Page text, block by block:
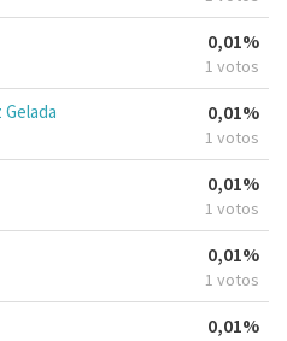
0,01%
1 votos
0,01%
1 votos
0,01%
1 votos
0,01%
1 votos
0,01%